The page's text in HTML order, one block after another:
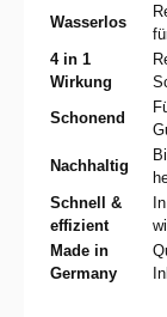
Wasserlos
4 in 1
Wirkung
Schonend
Nachhaltig
Schnell &
effizient
Made in
Germany